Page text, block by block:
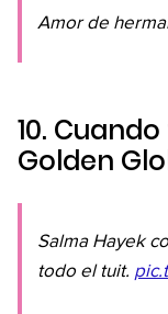
Amor de
10.
Golden
Salma Hayek
todo el tuit.